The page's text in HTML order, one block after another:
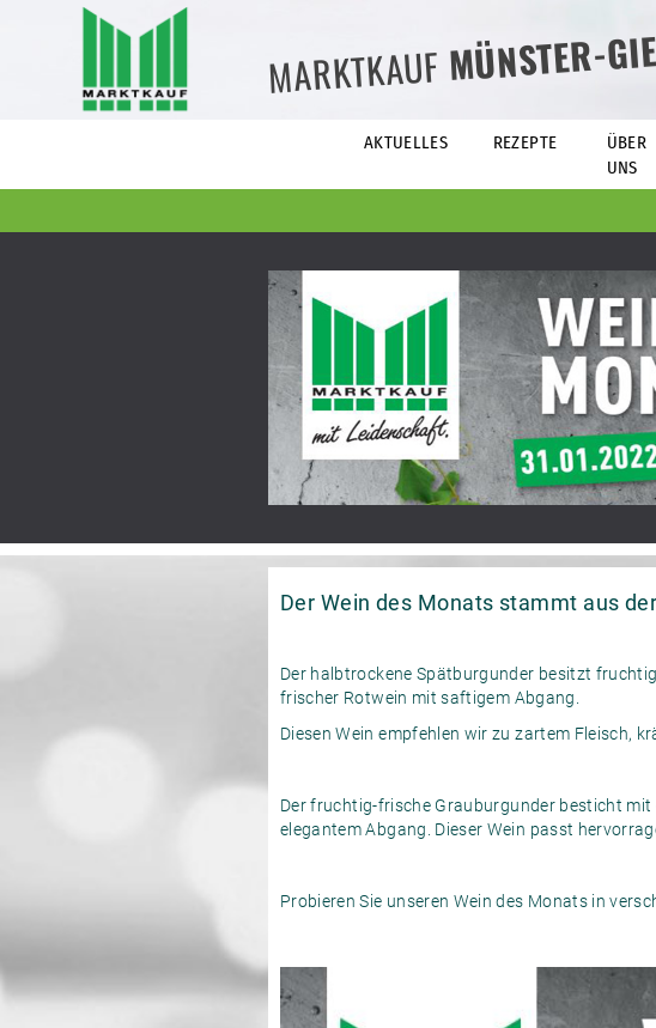
MARKTKAUFMÜNSTER-
AKTUELLES REZEPTE
ÜBER
UNS
Der Wein des Monats stammt aus
Der halbtrockene Spätburgunder besitzt
frischer Rotwein mit saftigem Abgang.
Diesen Wein empfehlen wir zu zartem Fleisch,
Der fruchtig-frische Grauburgunder besticht
elegantem Abgang. Dieser Wein passt
Probieren Sie unseren Wein des Monats in